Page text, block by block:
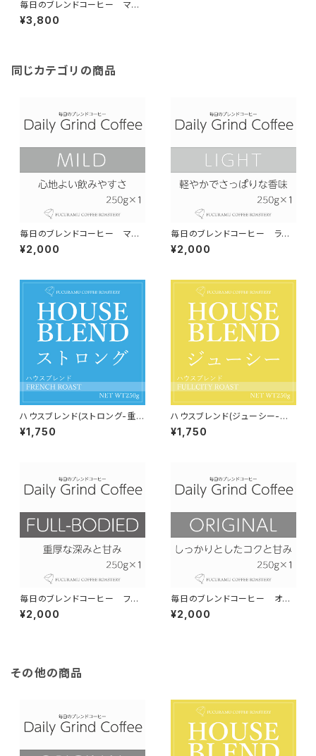
毎日のブレンドコーヒー マイ
ルド Daily Grind Coffee 30
0g×2個
¥3,800
同じカテゴリの商品
毎日のブレンドコーヒー マイ
ルド Daily Grind Coffee 30
0g×1個
¥2,000
毎日のブレンドコーヒー ライ
ト Daily Grind Coffee 300g
×1個
¥2,000
ハウスブレンド(ストロング-重厚
甘-）【フレンチロースト】150g
¥1,750
ハウスブレンド(ジューシー-濃
厚な甘さ-）【フルシティロース
ト】150g
¥1,750
毎日のブレンドコーヒー フル
ボディ Daily Grind Coffee 3
00g×1個
¥2,000
毎日のブレンドコーヒー オリ
ジナル Daily Grind Coffee 3
00g×1個
¥2,000
その他の商品